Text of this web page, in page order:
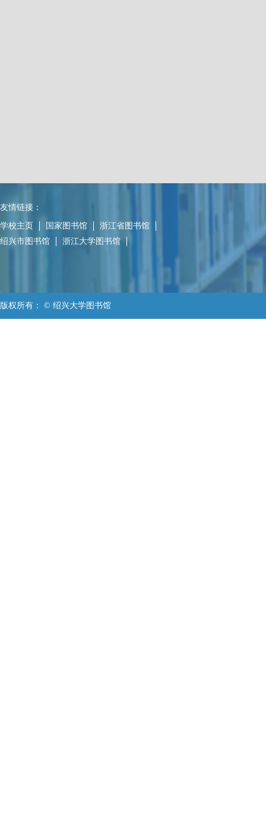
友情链接：
学校主页 国家图书馆
浙江省图书馆
绍兴市图书馆
浙江大学图书馆
版权所有： © 绍兴大学图书馆